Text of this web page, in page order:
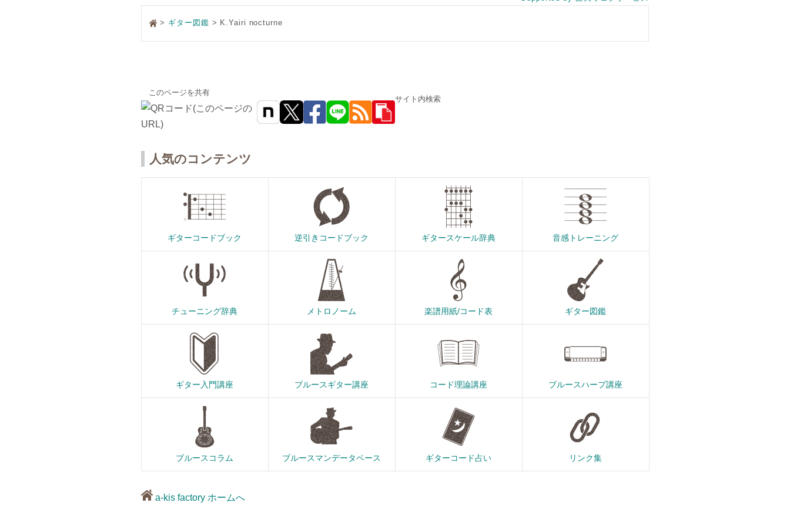
> ギター図鑑 > K.Yairi nocturne
このページを共有
サイト内検索
人気のコンテンツ
ギターコードブック 逆引きコードブック ギタースケール辞典 音感トレーニング
チューニング辞典 メトロノーム 楽譜用紙/コード表 ギター図鑑
ギター入門講座 ブルースギター講座 コード理論講座 ブルースハープ講座
ブルースコラム ブルースマンデータベース ギターコード占い リンク集
a-kis factory ホームへ